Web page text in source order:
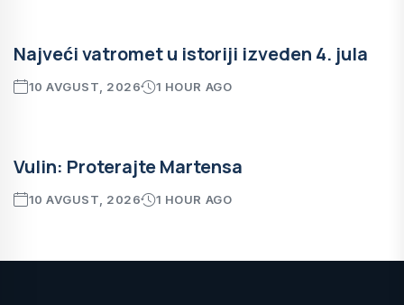
Najveći vatromet u istoriji izveden 4. jula
10 AVGUST, 2026 1 HOUR AGO
Vulin: Proterajte Martensa
10 AVGUST, 2026 1 HOUR AGO